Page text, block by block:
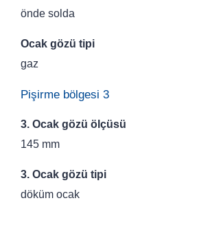
önde solda
Ocak gözü tipi
gaz
Pişirme bölgesi 3
3. Ocak gözü ölçüsü
145 mm
3. Ocak gözü tipi
döküm ocak